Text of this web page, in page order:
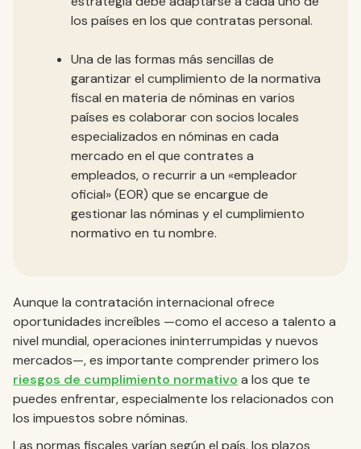
los países en los que contratas personal.
Una de las formas más sencillas de
garantizar el cumplimiento de la normativa
fiscal en materia de nóminas en varios
países es colaborar con socios locales
especializados en nóminas en cada
mercado en el que contrates a
empleados, o recurrir a un «empleador
oficial» (EOR) que se encargue de
gestionar las nóminas y el cumplimiento
normativo en tu nombre.
Aunque la contratación internacional ofrece
oportunidades increíbles —como el acceso a talento a
nivel mundial, operaciones ininterrumpidas y nuevos
mercados—, es importante comprender primero los
riesgos de cumplimiento normativo a los que te
puedes enfrentar, especialmente los relacionados con
los impuestos sobre nóminas.
Las normas fiscales varían según el país, los plazos